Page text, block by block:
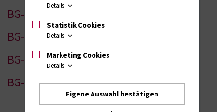
BG-1
BG-2
BG-3
BG-4
Details
Statistik Cookies
Details
Marketing Cookies
Details
Eigene Auswahl bestätigen